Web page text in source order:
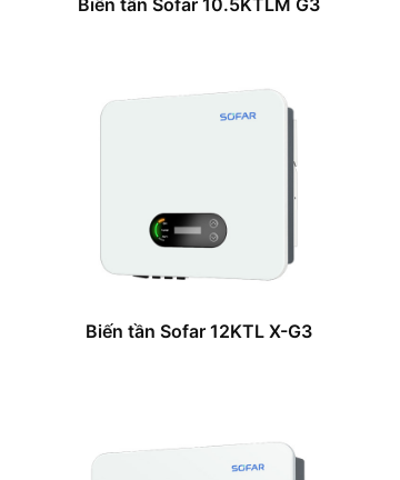
Biến tần Sofar 10.5KTLM G3
Biến tần Sofar 12KTL X-G3